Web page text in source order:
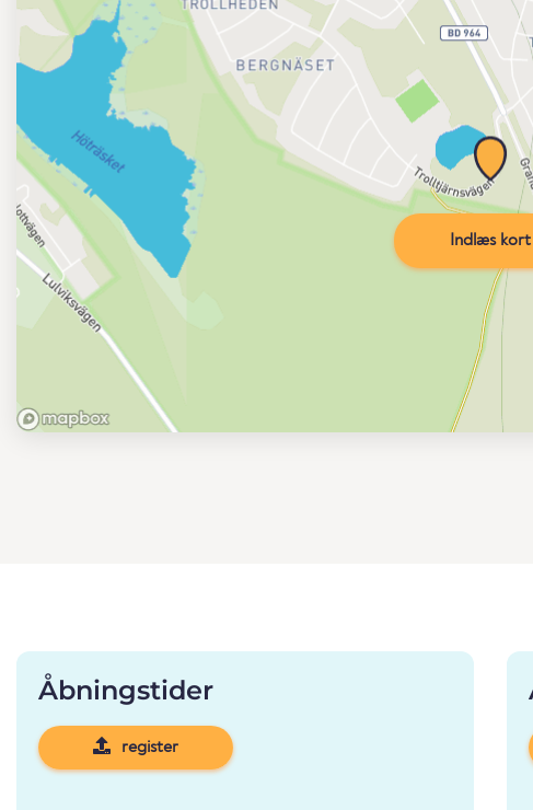
Indlæs kort
Åbningstider
register